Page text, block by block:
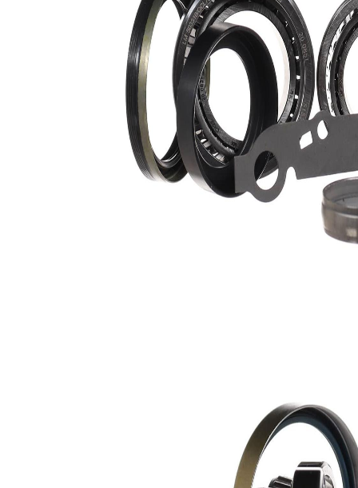
Diametru
exterior 1
67,9
mm
Diametru
exterior 2
75 mm
Diametru
interior 1
40,9
mm
Diametru
interior 2
46 mm
Listă de piese de schimb
Nume
articol
Număr
articol
Cantitate
SKF01133 1